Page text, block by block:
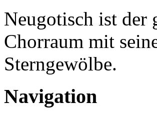
Neugotisch ist der
Chorraum mit
Sterngewölbe.
Navigation